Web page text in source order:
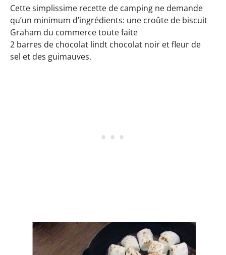
Cette simplissime recette de camping ne demande
qu’un minimum d’ingrédients: une croûte de biscuit
Graham du commerce toute faite
2 barres de chocolat lindt chocolat noir et fleur de
sel et des guimauves.